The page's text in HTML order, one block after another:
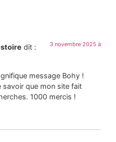
dit : 3 novembre 2025 à
message Bohy !
savoir que mon site fait
1000 mercis !